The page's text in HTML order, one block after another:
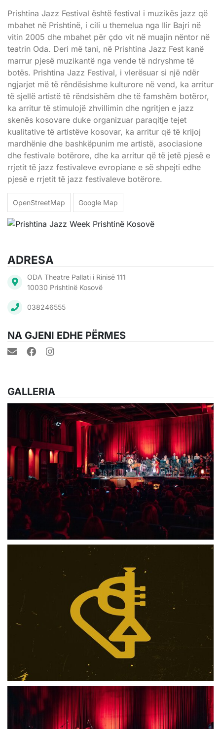
Prishtina Jazz Festival është festival i muzikës jazz që
mbahet në Prishtinë, i cili u themelua nga Ilir Bajri në
vitin 2005 dhe mbahet për çdo vit në muajin nëntor në
teatrin Oda. Deri më tani, në Prishtina Jazz Fest kanë
marrur pjesë muzikantë nga vende të ndryshme të
botës. Prishtina Jazz Festival, i vlerësuar si një ndër
ngjarjet më të rëndësishme kulturore në vend, ka arritur
të sjellë artistë të rëndsishëm dhe të famshëm botëror,
ka arritur të stimulojë zhvillimin dhe ngritjen e jazz
skenës kosovare duke organizuar paraqitje tejet
kualitative të artistëve kosovar, ka arritur që të krijoj
mardhënie dhe bashkëpunim me artistë, asociasione
dhe festivale botërore, dhe ka arritur që të jetë pjesë e
rrjetit të jazz festivaleve evropiane e së shpejti edhe
pjesë e rrjetit të jazz festivaleve botërore.
OpenStreetMap Google Map
ADRESA
ODA Theatre Pallati i Rinisë 111
10030 Prishtinë Kosovë
038246555
NA GJENI EDHE PËRMES
GALLERIA